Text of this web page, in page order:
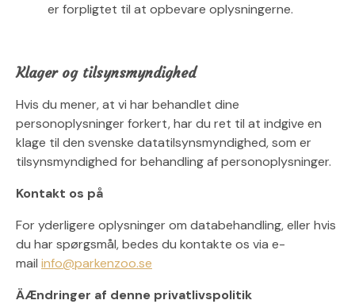
er forpligtet til at opbevare oplysningerne.
Klager og tilsynsmyndighed
Hvis du mener, at vi har behandlet dine
personoplysninger forkert, har du ret til at indgive en
klage til den svenske datatilsynsmyndighed, som er
tilsynsmyndighed for behandling af personoplysninger.
Kontakt os på
For yderligere oplysninger om databehandling, eller hvis
du har spørgsmål, bedes du kontakte os via e-
mail info@parkenzoo.se
ÄÆndringer af denne privatlivspolitik